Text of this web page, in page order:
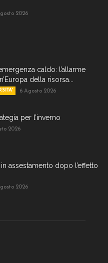
2026
caldo: l’allarme
della risorsa...
6 Agosto 2026
per l’inverno
2026
assestamento dopo l’effetto
2026